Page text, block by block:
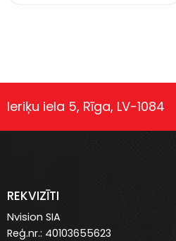
Ieriķu iela 5, Rīga, LV-1084
REKVIZĪTI
Nvision SIA
Reģ.nr.: 40103655623